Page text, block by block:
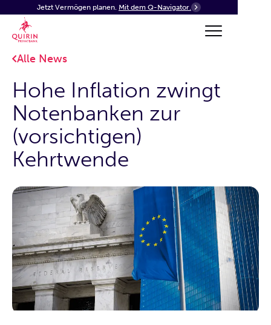
Jetzt Vermögen planen. Mit dem Q-Navigator.
Alle News
Hohe Inflation zwingt
Notenbanken zur
(vorsichtigen)
Kehrtwende